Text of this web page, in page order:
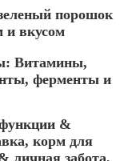
порошок
и вкусом
Витамины,
ферменты и
&
корм для
личная забота,